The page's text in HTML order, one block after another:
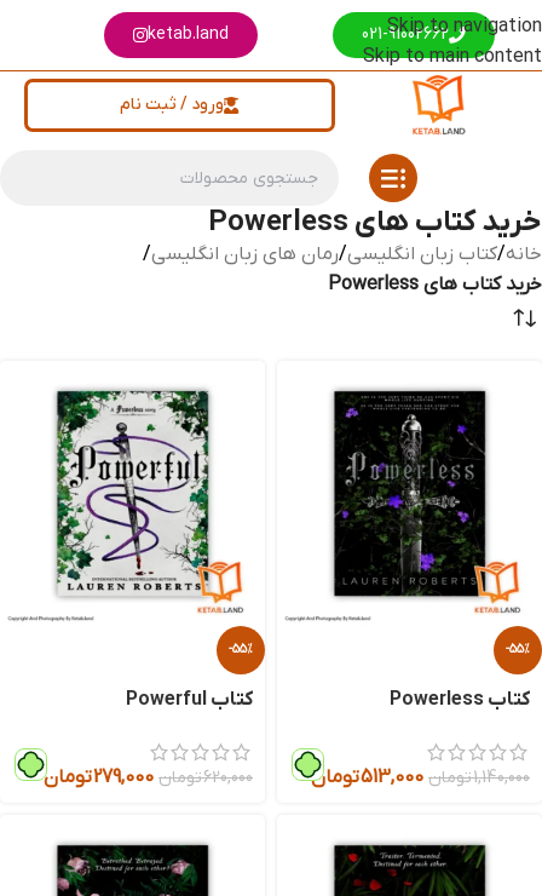
Skip to navigation
Skip to main content
021-91002662
ketab.land
ورود / ثبت نام
خرید کتاب های Powerless
خانه/کتاب زبان انگلیسی/رمان های زبان انگلیسی/
خرید کتاب های Powerless
-55%
کتاب Powerless
1,140,000تومان 513,000تومان
-55%
کتاب Powerful
620,000تومان 279,000تومان